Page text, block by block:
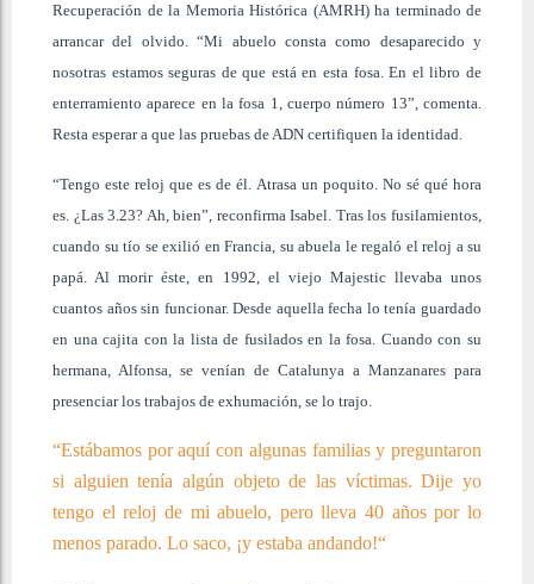
Recuperación de la Memoria Histórica (AMRH) ha terminado de
arrancar del olvido. “Mi abuelo consta como desaparecido y
nosotras estamos seguras de que está en esta fosa. En el libro de
enterramiento aparece en la fosa 1, cuerpo número 13”, comenta.
Resta esperar a que las pruebas de ADN certifiquen la identidad.
“Tengo este reloj que es de él. Atrasa un poquito. No sé qué hora
es. ¿Las 3.23? Ah, bien”, reconfirma Isabel. Tras los fusilamientos,
cuando su tío se exilió en Francia, su abuela le regaló el reloj a su
papá. Al morir éste, en 1992, el viejo Majestic llevaba unos
cuantos años sin funcionar. Desde aquella fecha lo tenía guardado
en una cajita con la lista de fusilados en la fosa. Cuando con su
hermana, Alfonsa, se venían de Catalunya a Manzanares para
presenciar los trabajos de exhumación, se lo trajo.
“Estábamos por aquí con algunas familias y preguntaron
si alguien tenía algún objeto de las víctimas. Dije yo
tengo el reloj de mi abuelo, pero lleva 40 años por lo
menos parado. Lo saco, ¡y estaba andando!“